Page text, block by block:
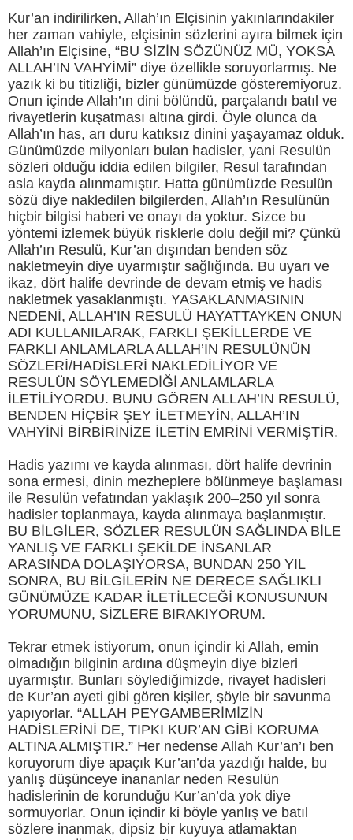
Kur’an indirilirken, Allah’ın Elçisinin yakınlarındakiler
her zaman vahiyle, elçisinin sözlerini ayıra bilmek için
Allah’ın Elçisine, “BU SİZİN SÖZÜNÜZ MÜ, YOKSA
ALLAH’IN VAHYİMİ” diye özellikle soruyorlarmış. Ne
yazık ki bu titizliği, bizler günümüzde gösteremiyoruz.
Onun içinde Allah’ın dini bölündü, parçalandı batıl ve
rivayetlerin kuşatması altına girdi. Öyle olunca da
Allah’ın has, arı duru katıksız dinini yaşayamaz olduk.
Günümüzde milyonları bulan hadisler, yani Resulün
sözleri olduğu iddia edilen bilgiler, Resul tarafından
asla kayda alınmamıştır. Hatta günümüzde Resulün
sözü diye nakledilen bilgilerden, Allah’ın Resulünün
hiçbir bilgisi haberi ve onayı da yoktur. Sizce bu
yöntemi izlemek büyük risklerle dolu değil mi? Çünkü
Allah’ın Resulü, Kur’an dışından benden söz
nakletmeyin diye uyarmıştır sağlığında. Bu uyarı ve
ikaz, dört halife devrinde de devam etmiş ve hadis
nakletmek yasaklanmıştı. YASAKLANMASININ
NEDENİ, ALLAH’IN RESULÜ HAYATTAYKEN ONUN
ADI KULLANILARAK, FARKLI ŞEKİLLERDE VE
FARKLI ANLAMLARLA ALLAH’IN RESULÜNÜN
SÖZLERİ/HADİSLERİ NAKLEDİLİYOR VE
RESULÜN SÖYLEMEDİĞİ ANLAMLARLA
İLETİLİYORDU. BUNU GÖREN ALLAH’IN RESULÜ,
BENDEN HİÇBİR ŞEY İLETMEYİN, ALLAH’IN
VAHYİNİ BİRBİRİNİZE İLETİN EMRİNİ VERMİŞTİR.
Hadis yazımı ve kayda alınması, dört halife devrinin
sona ermesi, dinin mezheplere bölünmeye başlaması
ile Resulün vefatından yaklaşık 200–250 yıl sonra
hadisler toplanmaya, kayda alınmaya başlanmıştır.
BU BİLGİLER, SÖZLER RESULÜN SAĞLINDA BİLE
YANLIŞ VE FARKLI ŞEKİLDE İNSANLAR
ARASINDA DOLAŞIYORSA, BUNDAN 250 YIL
SONRA, BU BİLGİLERİN NE DERECE SAĞLIKLI
GÜNÜMÜZE KADAR İLETİLECEĞİ KONUSUNUN
YORUMUNU, SİZLERE BIRAKIYORUM.
Tekrar etmek istiyorum, onun içindir ki Allah, emin
olmadığın bilginin ardına düşmeyin diye bizleri
uyarmıştır. Bunları söylediğimizde, rivayet hadisleri
de Kur’an ayeti gibi gören kişiler, şöyle bir savunma
yapıyorlar. “ALLAH PEYGAMBERİMİZİN
HADİSLERİNİ DE, TIPKI KUR’AN GİBİ KORUMA
ALTINA ALMIŞTIR.” Her nedense Allah Kur’an’ı ben
koruyorum diye apaçık Kur’an’da yazdığı halde, bu
yanlış düşünceye inananlar neden Resulün
hadislerinin de korunduğu Kur’an’da yok diye
sormuyorlar. Onun içindir ki böyle yanlış ve batıl
sözlere inanmak, dipsiz bir kuyuya atlamaktan